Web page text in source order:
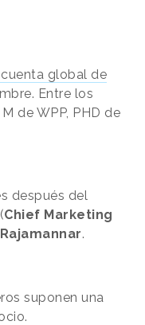
global de
Entre los
de WPP, PHD de
después del
(Chief Marketing
.
suponen una